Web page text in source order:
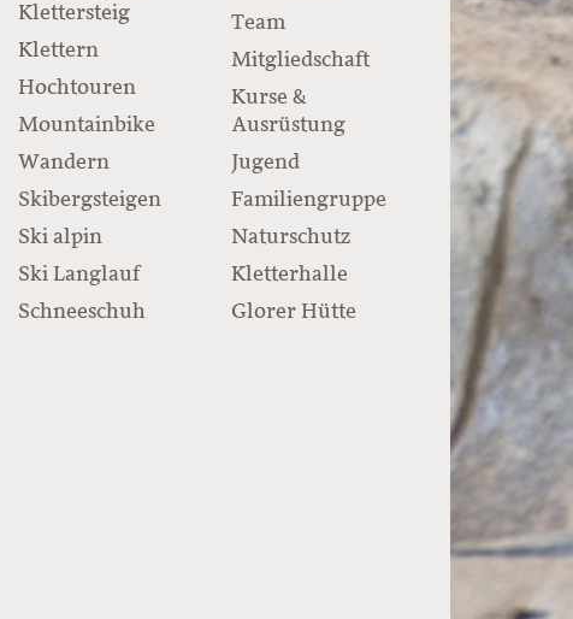
Klettersteig
Klettern
Hochtouren
Mountainbike
Wandern
Skibergsteigen
Ski alpin
Ski Langlauf
Schneeschuh
Team
Mitgliedschaft
Kurse &
Ausrüstung
Jugend
Familiengruppe
Naturschutz
Kletterhalle
Glorer Hütte